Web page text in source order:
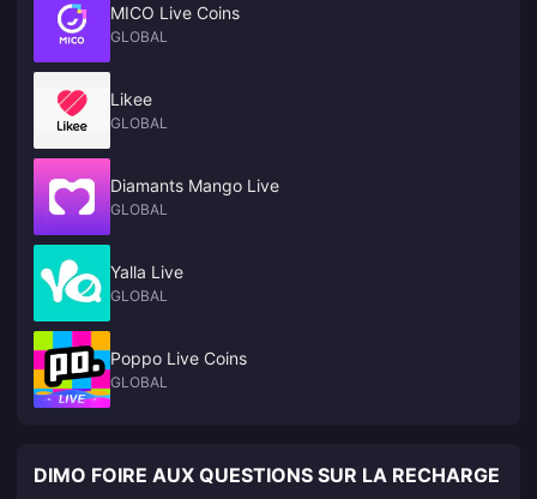
MICO Live Coins
GLOBAL
Likee
GLOBAL
Diamants Mango Live
GLOBAL
Yalla Live
GLOBAL
Poppo Live Coins
GLOBAL
DIMO FOIRE AUX QUESTIONS SUR LA RECHARGE